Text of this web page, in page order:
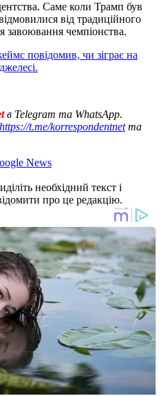
Саме коли Трамп був
від традиційного
завоювання чемпіонства.
повідомив, чи зіграє на
в Telegram та WhatsApp.
https://t.me/korrespondentnetта
News
необхідний текст і
про це редакцію.